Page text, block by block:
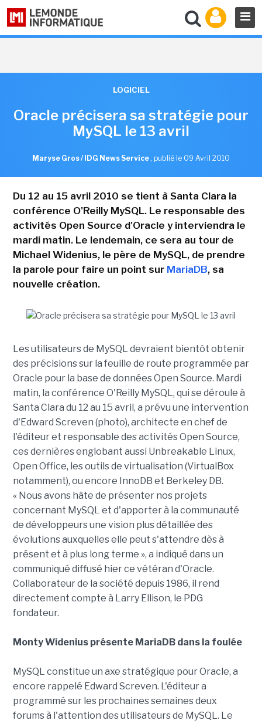
LOGICIEL
Oracle précisera sa stratégie pour
MySQL le 13 avril
Maryse Gros / IDG News Service , publié le 09 Avril 2010
Du 12 au 15 avril 2010 se tient à Santa Clara la
conférence O'Reilly MySQL. Le responsable des
activités Open Source d'Oracle y interviendra le
mardi matin. Le lendemain, ce sera au tour de
Michael Widenius, le père de MySQL, de prendre
la parole pour faire un point sur MariaDB, sa
nouvelle création.
Les utilisateurs de MySQL devraient bientôt obtenir
des précisions sur la feuille de route programmée par
Oracle pour la base de données Open Source. Mardi
matin, la conférence O'Reilly MySQL, qui se déroule à
Santa Clara du 12 au 15 avril, a prévu une intervention
d'Edward Screven (photo), architecte en chef de
l'éditeur et responsable des activités Open Source,
ces dernières englobant aussi Unbreakable Linux,
Open Office, les outils de virtualisation (VirtualBox
notamment), ou encore InnoDB et Berkeley DB.
« Nous avons hâte de présenter nos projets
concernant MySQL et d'apporter à la communauté
de développeurs une vision plus détaillée des
évolutions auxquelles elle peut s'attendre dès à
présent et à plus long terme », a indiqué dans un
communiqué diffusé hier ce vétéran d'Oracle.
Collaborateur de la société depuis 1986, il rend
directement compte à Larry Ellison, le PDG
fondateur.
Monty Widenius présente MariaDB dans la foulée
MySQL constitue un axe stratégique pour Oracle, a
encore rappelé Edward Screven. L'éditeur a
programmé sur les prochaines semaines deux
forums à l'attention des utilisateurs de MySQL. Le